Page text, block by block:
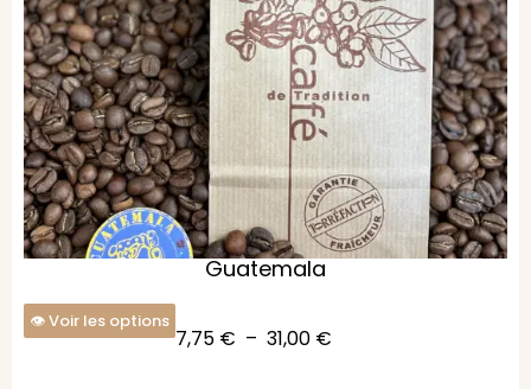
Guatemala
Voir les options
7,75 € – 31,00 €